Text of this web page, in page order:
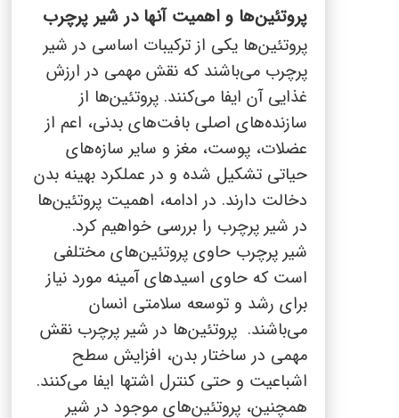
پروتئین‌ها و اهمیت آنها در شیر پرچرب
پروتئین‌ها یکی از ترکیبات اساسی در شیر
پرچرب می‌باشند که نقش مهمی در ارزش
غذایی آن ایفا می‌کنند. پروتئین‌ها از
سازنده‌های اصلی بافت‌های بدنی، اعم از
عضلات، پوست، مغز و سایر سازه‌های
حیاتی تشکیل شده و در عملکرد بهینه بدن
دخالت دارند. در ادامه، اهمیت پروتئین‌ها
در شیر پرچرب را بررسی خواهیم کرد.
شیر پرچرب حاوی پروتئین‌های مختلفی
است که حاوی اسیدهای آمینه مورد نیاز
برای رشد و توسعه سلامتی انسان
می‌باشند. پروتئین‌ها در شیر پرچرب نقش
مهمی در ساختار بدن، افزایش سطح
اشباعیت و حتی کنترل اشتها ایفا می‌کنند.
همچنین، پروتئین‌های موجود در شیر